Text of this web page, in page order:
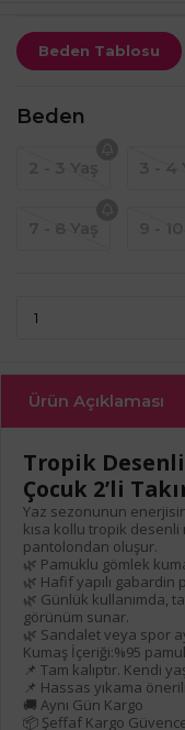
Beden Tablosu
Beden
Ürün Açıklaması
Tropik
Çocuk 2’li
Yaz sezonunun
kısa kollu tropik
pantolondan oluşur.
🌿 Pamuklu gömlek
🌿 Hafif yapılı
🌿 Günlük kullanımda,
görünüm sunar.
🌿 Sandalet veya spor
Kumaş İçeriği:%95
📌 Tam kalıptır. Kendi
📌 Hassas yıkama
🚚 Aynı Gün Kargo
📦 Şeffaf Kargo